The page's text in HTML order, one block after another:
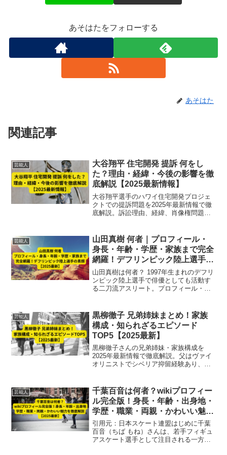
あそはたをフォローする
あそはた
関連記事
芸能人
大谷翔平 住宅開発 提訴 何をし
た？理由・経緯・今後の影響を徹
底解説【2025最新情報】
大谷翔平選手のハワイ住宅開発プロジェ
クトでの提訴問題を2025年最新情報で徹
底解説。訴訟理由、経緯、肖像権問題、
芸能人
山田真樹 何者｜プロフィール・
身長・年齢・学歴・家族まで完全
網羅！デフリンピック陸上選手の
素顔【2025最新】
山田真樹は何者？ 1997年生まれのデフリ
ンピック陸上選手で俳優としても活動す
る二刀流アスリート。プロフィール・学
芸能人
黒柳徹子 兄弟姉妹まとめ！家族
構成・知られざるエピソード
TOP5【2025最新】
黒柳徹子さんの兄弟姉妹・家族構成を
2025年最新情報で徹底解説。父はヴァイ
オリニストでシベリア抑留経験あり、兄
紹介！
芸能人
千葉百音は何者？wikiプロフィー
ル完全版！身長・年齢・出身地・
学歴・職業・両親・かわいい魅力
を徹底解説【2025最新】
引用元：日本スケート連盟はじめに千葉
百音（ちば もね）さんは、若手フィギュ
アスケート選手として注目される一方、